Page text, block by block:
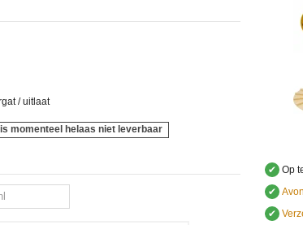
/ uitlaat
momenteel helaas niet leverbaar
✔ Op
✔
✔